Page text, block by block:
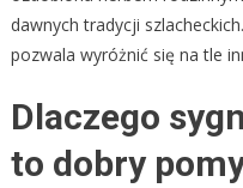
dawnych tradycji
pozwala wyróżnić się na tle
Dlaczego
to dobry